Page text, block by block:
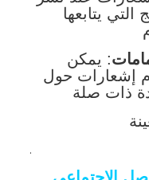
يتابعها
: يمكن
إشعارات حول
ذات صلة
.